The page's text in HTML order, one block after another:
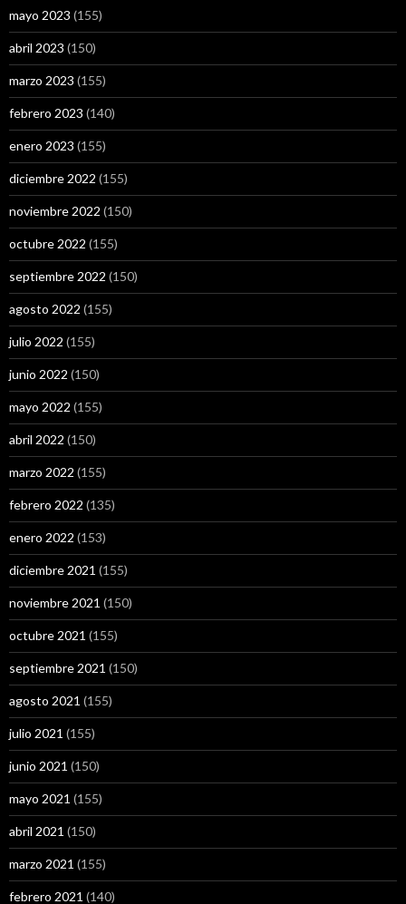
mayo 2023 (155)
abril 2023 (150)
marzo 2023 (155)
febrero 2023 (140)
enero 2023 (155)
diciembre 2022 (155)
noviembre 2022 (150)
octubre 2022 (155)
septiembre 2022 (150)
agosto 2022 (155)
julio 2022 (155)
junio 2022 (150)
mayo 2022 (155)
abril 2022 (150)
marzo 2022 (155)
febrero 2022 (135)
enero 2022 (153)
diciembre 2021 (155)
noviembre 2021 (150)
octubre 2021 (155)
septiembre 2021 (150)
agosto 2021 (155)
julio 2021 (155)
junio 2021 (150)
mayo 2021 (155)
abril 2021 (150)
marzo 2021 (155)
febrero 2021 (140)